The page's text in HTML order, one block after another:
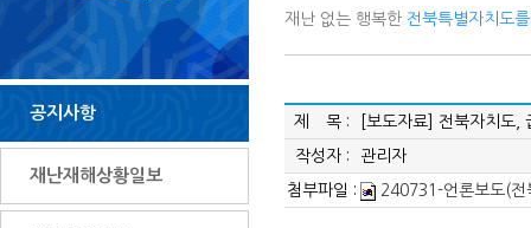
공지사항
재난재해상황일보
재난 없는 행복한 전북특별자치도
제 목 : [보도자료] 전북자치도,
작성자 : 관리자
첨부파일 : 240731-언론보도(전